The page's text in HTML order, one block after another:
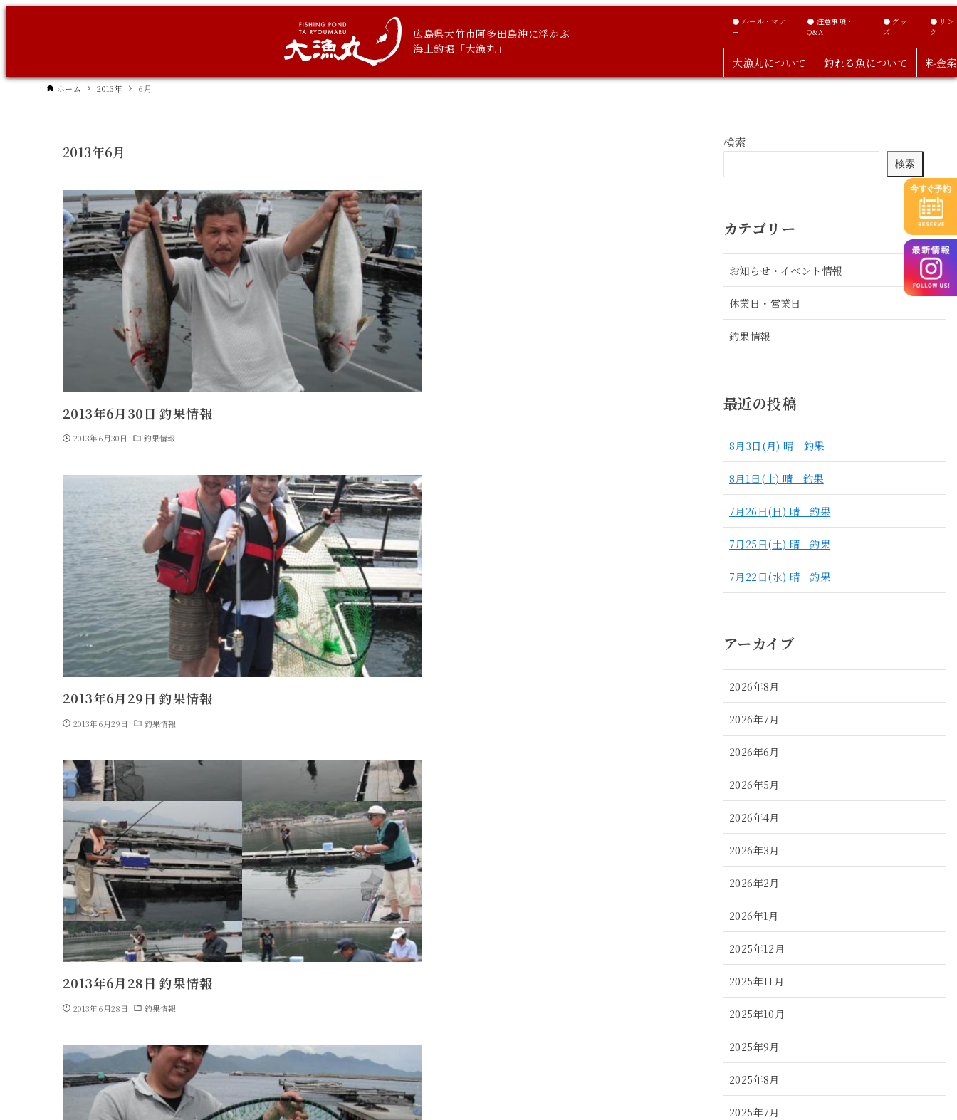
広島県大竹市阿多田島沖に浮かぶ
海上釣堀「大漁丸」
● ルール・マナ
ー
● 注意事項・
Q&A
● グッ
ズ
● リン
ク
大漁丸について 釣れる魚について 料金
ホーム 2013年 6月
2013年6月
2013年6月30日 釣果情報
2013年6月30日 釣果情報
2013年6月29日 釣果情報
2013年6月29日 釣果情報
2013年6月28日 釣果情報
2013年6月28日 釣果情報
検索
検索
カテゴリー
お知らせ・イベント情報
休業日・営業日
釣果情報
最近の投稿
8月3日(月) 晴 釣果
8月1日(土) 晴 釣果
7月26日(日) 晴 釣果
7月25日(土) 晴 釣果
7月22日(水) 晴 釣果
アーカイブ
2026年8月
2026年7月
2026年6月
2026年5月
2026年4月
2026年3月
2026年2月
2026年1月
2025年12月
2025年11月
2025年10月
2025年9月
2025年8月
2025年7月